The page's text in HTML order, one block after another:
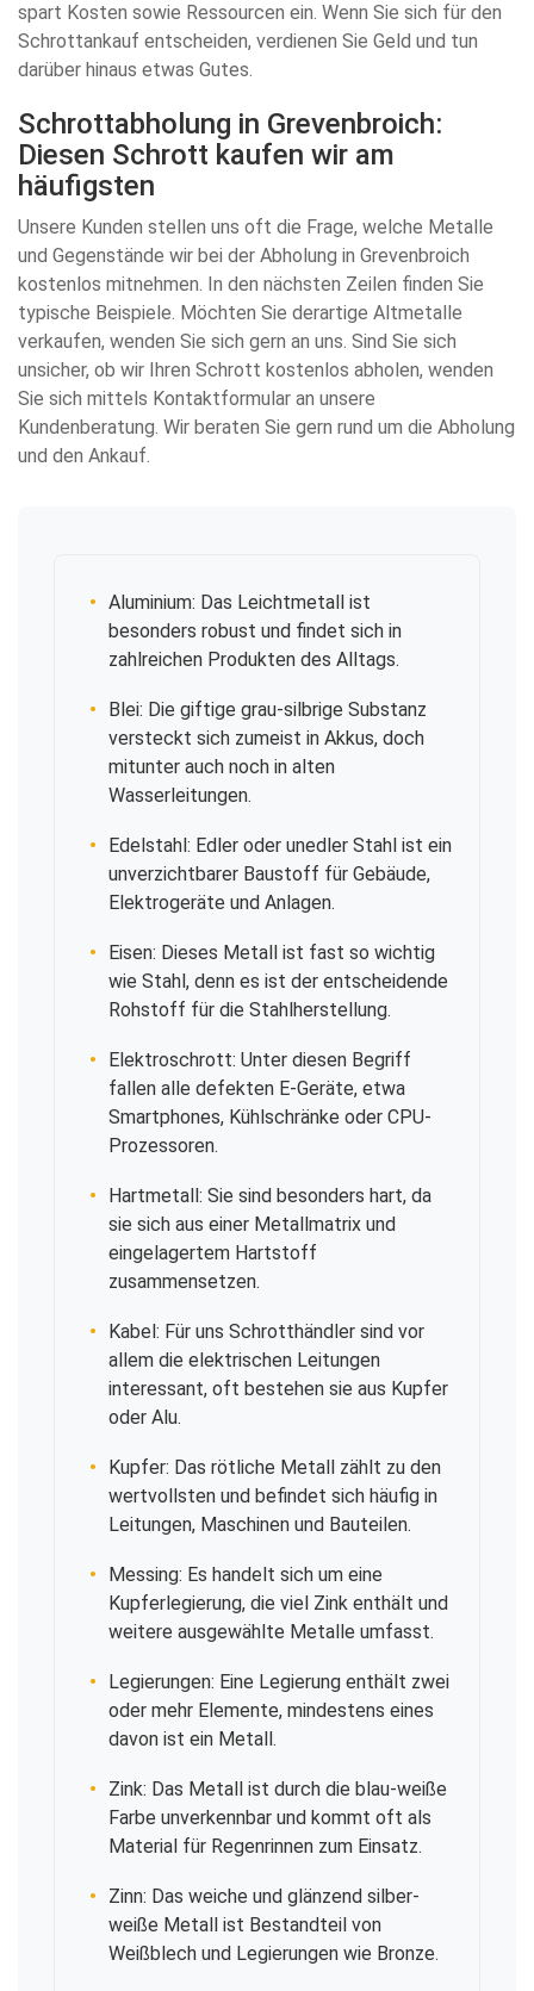
spart Kosten sowie Ressourcen ein. Wenn Sie sich für den
Schrottankauf entscheiden, verdienen Sie Geld und tun
darüber hinaus etwas Gutes.
Schrottabholung in Grevenbroich:
Diesen Schrott kaufen wir am
häufigsten
Unsere Kunden stellen uns oft die Frage, welche Metalle
und Gegenstände wir bei der Abholung in Grevenbroich
kostenlos mitnehmen. In den nächsten Zeilen finden Sie
typische Beispiele. Möchten Sie derartige Altmetalle
verkaufen, wenden Sie sich gern an uns. Sind Sie sich
unsicher, ob wir Ihren Schrott kostenlos abholen, wenden
Sie sich mittels Kontaktformular an unsere
Kundenberatung. Wir beraten Sie gern rund um die Abholung
und den Ankauf.
Aluminium: Das Leichtmetall ist
besonders robust und findet sich in
zahlreichen Produkten des Alltags.
Blei: Die giftige grau-silbrige Substanz
versteckt sich zumeist in Akkus, doch
mitunter auch noch in alten
Wasserleitungen.
Edelstahl: Edler oder unedler Stahl ist ein
unverzichtbarer Baustoff für Gebäude,
Elektrogeräte und Anlagen.
Eisen: Dieses Metall ist fast so wichtig
wie Stahl, denn es ist der entscheidende
Rohstoff für die Stahlherstellung.
Elektroschrott: Unter diesen Begriff
fallen alle defekten E-Geräte, etwa
Smartphones, Kühlschränke oder CPU-
Prozessoren.
Hartmetall: Sie sind besonders hart, da
sie sich aus einer Metallmatrix und
eingelagertem Hartstoff
zusammensetzen.
Kabel: Für uns Schrotthändler sind vor
allem die elektrischen Leitungen
interessant, oft bestehen sie aus Kupfer
oder Alu.
Kupfer: Das rötliche Metall zählt zu den
wertvollsten und befindet sich häufig in
Leitungen, Maschinen und Bauteilen.
Messing: Es handelt sich um eine
Kupferlegierung, die viel Zink enthält und
weitere ausgewählte Metalle umfasst.
Legierungen: Eine Legierung enthält zwei
oder mehr Elemente, mindestens eines
davon ist ein Metall.
Zink: Das Metall ist durch die blau-weiße
Farbe unverkennbar und kommt oft als
Material für Regenrinnen zum Einsatz.
Zinn: Das weiche und glänzend silber-
weiße Metall ist Bestandteil von
Weißblech und Legierungen wie Bronze.